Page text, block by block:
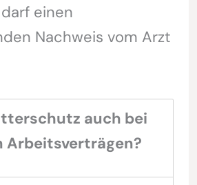
einen
Nachweis vom Arzt
auch bei